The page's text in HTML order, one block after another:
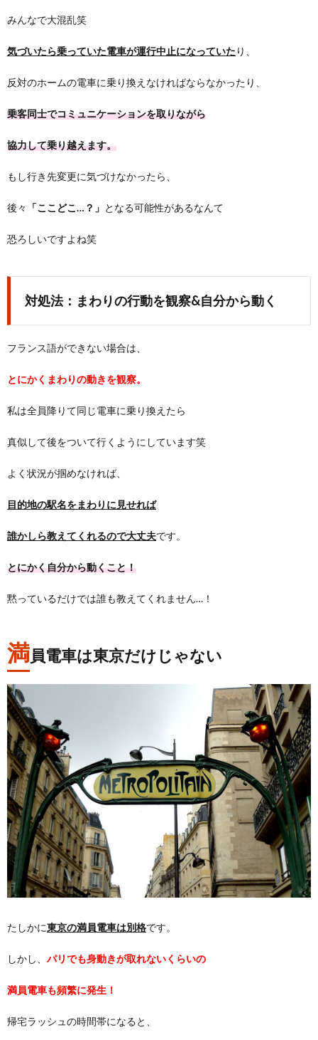
みんなで大混乱笑
気づいたら乗っていた電車が運行中止になっていた り、
反対のホームの電車に乗り換えなければならなかったり、
乗客同士でコミュニケーションを取りながら
協力して乗り越えます。
もし行き先変更に気づけなかったら、
後々 「ここどこ…？」 となる可能性があるなんて
恐ろしいですよね笑
対処法：まわりの行動を観察&自分から動く
フランス語ができない場合は、
とにかくまわりの動きを観察。
私は全員降りて同じ電車に乗り換えたら
真似して後をついて行くようにしています笑
よく状況が掴めなければ、
目的地の駅名をまわりに見せれば
誰かしら教えてくれるので大丈夫です。
とにかく自分から動くこと！
黙っているだけでは誰も教えてくれません…！
満員電車は東京だけじゃない
たしかに東京の満員電車は別格です。
しかし、 パリでも身動きが取れないくらいの
満員電車も頻繁に発生！
帰宅ラッシュの時間帯になると、